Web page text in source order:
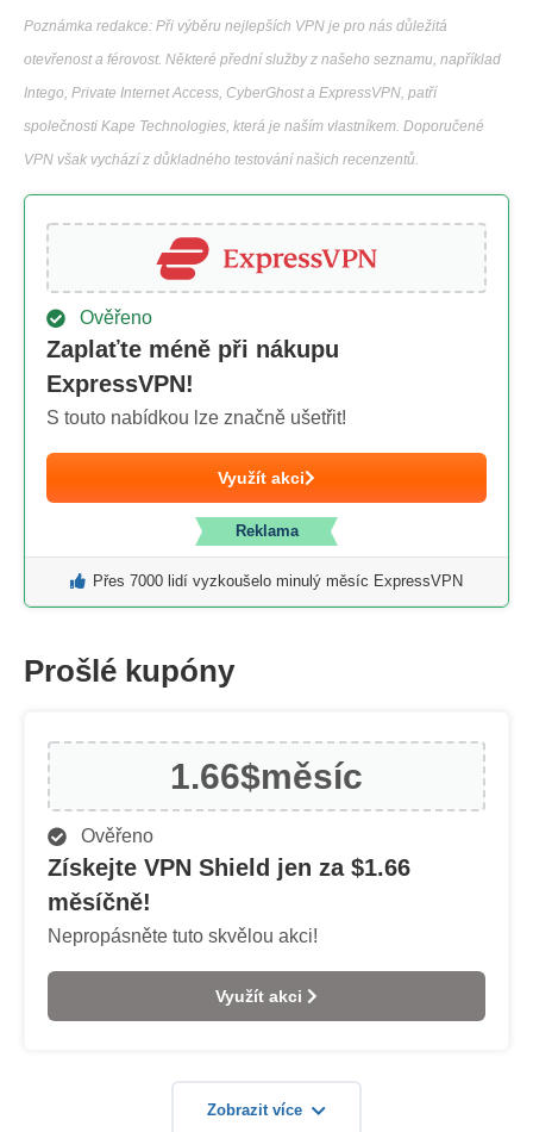
Poznámka redakce: Při výběru nejlepších VPN je pro nás důležitá
otevřenost a férovost. Některé přední služby z našeho seznamu, například
Intego, Private Internet Access, CyberGhost a ExpressVPN, patří
společnosti Kape Technologies, která je naším vlastníkem. Doporučené
VPN však vychází z důkladného testování našich recenzentů.
Ověřeno
Zaplaťte méně při nákupu
ExpressVPN!
S touto nabídkou lze značně ušetřit!
Využít akci
Reklama
Přes 7000 lidí vyzkoušelo minulý měsíc ExpressVPN
Prošlé kupóny
1.66$měsíc
Ověřeno
Získejte VPN Shield jen za $1.66
měsíčně!
Nepropásněte tuto skvělou akci!
Využít akci
Zobrazit více